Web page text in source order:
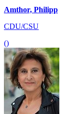
Amthor, Philipp
CDU/CSU
()